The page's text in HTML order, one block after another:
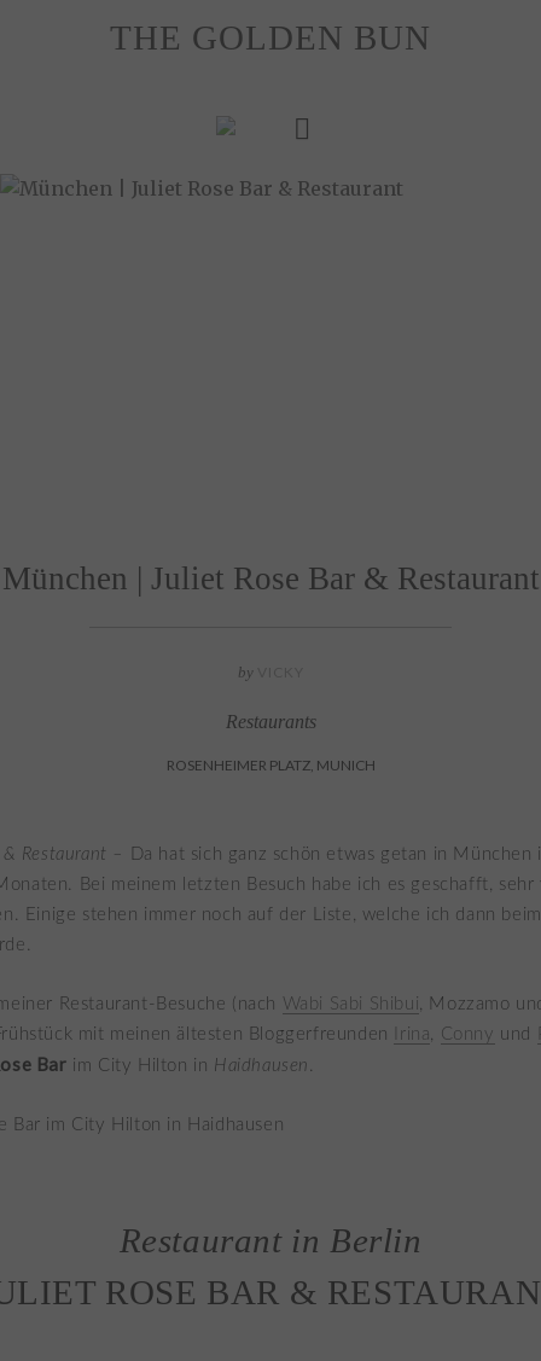
THE GOLDEN BUN
München | Juliet Rose Bar & Restaurant
by
Restaurants
ROSENHEIMER PLATZ, MUNICH
Restaurant –
Da hat sich ganz schön etwas getan in München
Bei meinem letzten Besuch habe ich es geschafft, sehr
Einige stehen immer noch auf der Liste, welche ich dann
Restaurant-Besuche (nach Wabi Sabi Shibui, Mozzamo
mit meinen ältesten Bloggerfreunden
Irina, Conny und
Bar im City Hilton in Haidhausen .
Restaurant in Berlin
ROSE BAR &